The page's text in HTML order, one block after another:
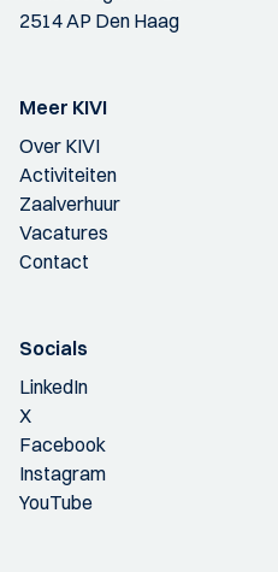
2514 AP Den Haag
Meer KIVI
Over KIVI
Activiteiten
Zaalverhuur
Vacatures
Contact
Socials
LinkedIn
X
Facebook
Instagram
YouTube